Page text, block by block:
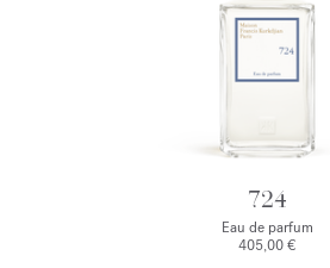
724
Eau de parfum
405,00 €